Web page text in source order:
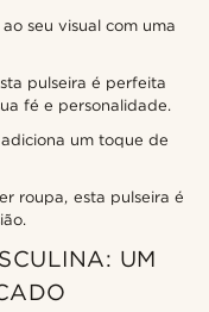
seu visual com uma
pulseira é perfeita
fé e personalidade.
um toque de
roupa, esta pulseira é
UM